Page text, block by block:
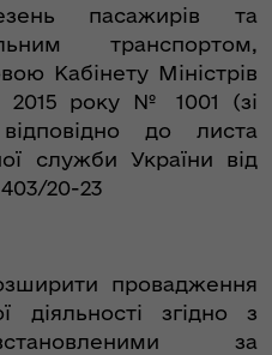
пасажирів та
транспортом,
Кабінету Міністрів
2015 року № 1001 (зі
до листа
служби України від
20-23
провадження
діяльності згідно з
за